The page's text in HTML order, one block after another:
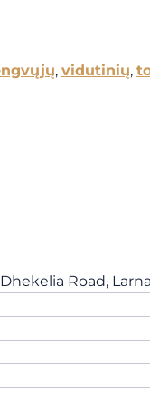
, vidutinių,
Road,